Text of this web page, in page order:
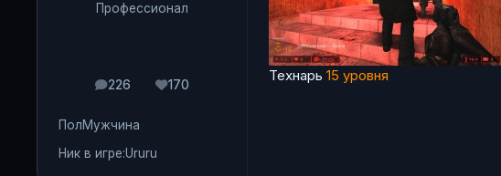
Профессионал
226
сообщения170
Репутация
ПолМужчина
Ник в игре:Ururu
Технарь 15 уровня